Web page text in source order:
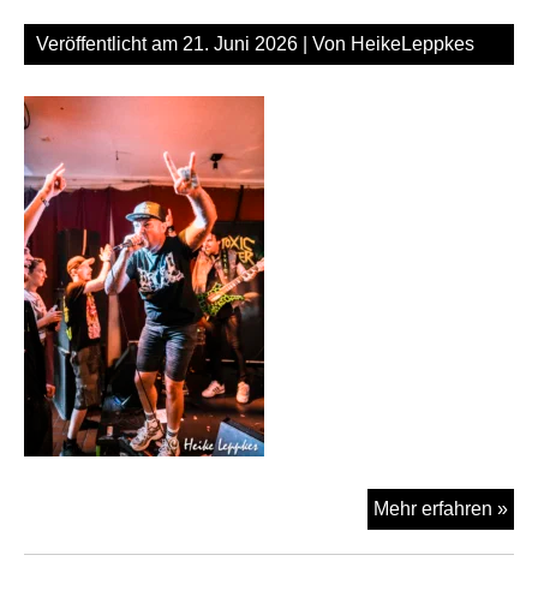
Veröffentlicht am 21. Juni 2026 | Von HeikeLeppkes
Mehr erfahren »